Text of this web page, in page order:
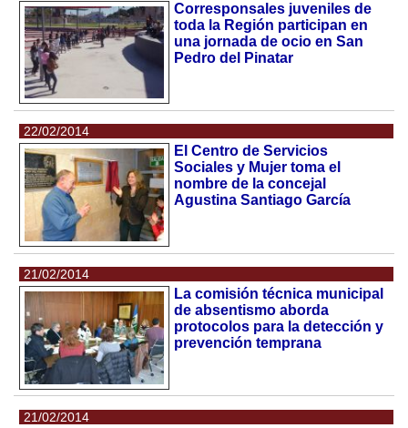
Corresponsales juveniles de
toda la Región participan en
una jornada de ocio en San
Pedro del Pinatar
22/02/2014
El Centro de Servicios
Sociales y Mujer toma el
nombre de la concejal
Agustina Santiago García
21/02/2014
La comisión técnica municipal
de absentismo aborda
protocolos para la detección y
prevención temprana
21/02/2014